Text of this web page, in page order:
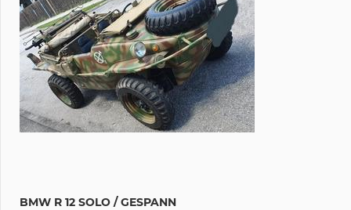
BMW R 12 SOLO / GESPANN